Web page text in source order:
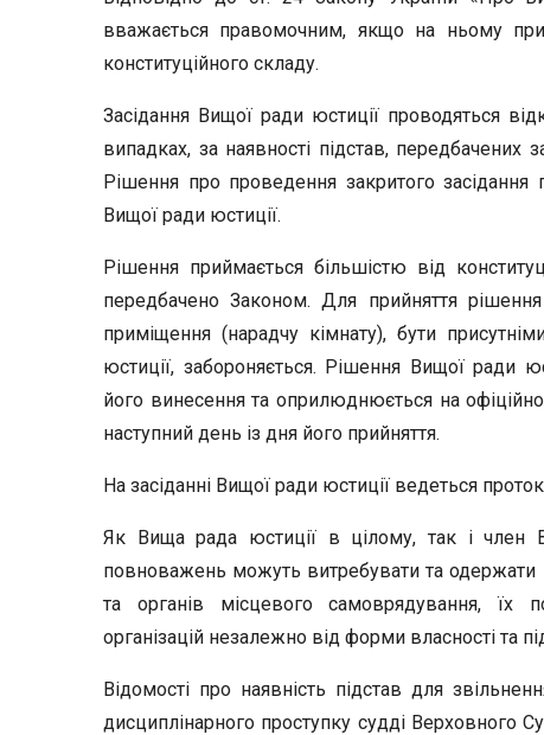
вважається правомочним, якщо на ньому
конституційного складу.
Засідання Вищої ради юстиції проводяться
випадках, за наявності підстав,
Рішення про проведення закритого засідання
Вищої ради юстиції.
Рішення приймається більшістю від
передбачено Законом. Для прийняття
приміщення (нарадчу кімнату), бути
юстиції, забороняється. Рішення Вищої ради
його винесення та оприлюднюється на
наступний день із дня його прийняття.
На засіданні Вищої ради юстиції ведеться
Як Вища рада юстиції в цілому, так і член
повноважень можуть витребувати та одержати
та органів місцевого самоврядування, їх
організацій незалежно від форми власності та
Відомості про наявність підстав для
дисциплінарного проступку судді Верховного